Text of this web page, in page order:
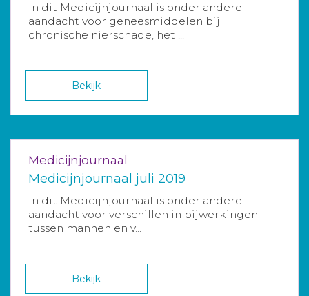
In dit Medicijnjournaal is onder andere
aandacht voor geneesmiddelen bij
chronische nierschade, het ...
Bekijk
Medicijnjournaal
Medicijnjournaal juli 2019
In dit Medicijnjournaal is onder andere
aandacht voor verschillen in bijwerkingen
tussen mannen en v...
Bekijk